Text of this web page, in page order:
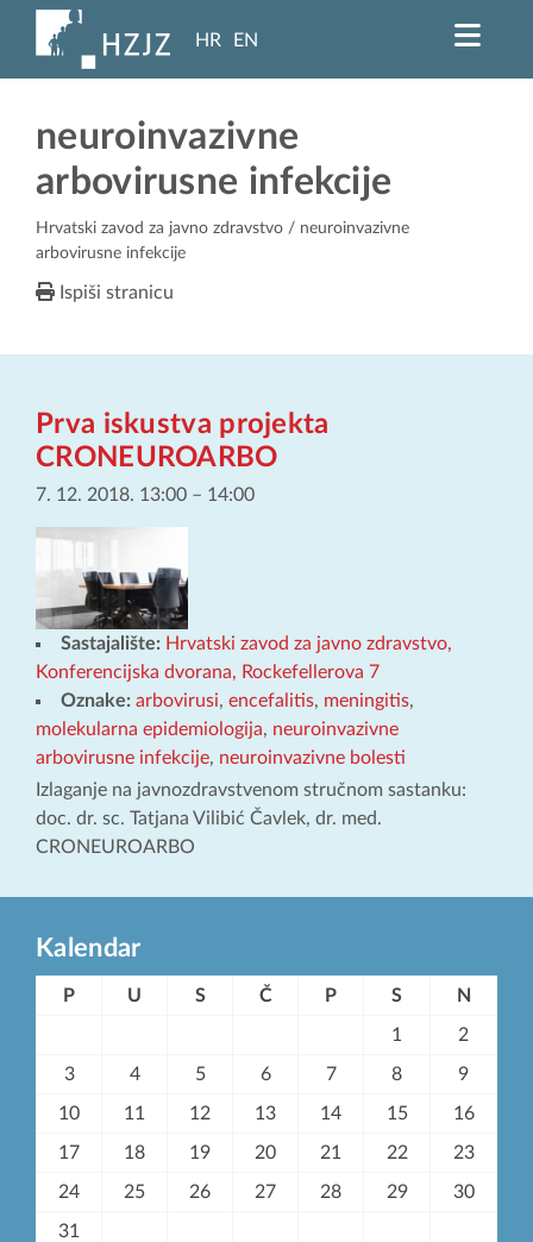
HR EN
neuroinvazivne
arbovirusne infekcije
Hrvatski zavod za javno zdravstvo / neuroinvazivne
arbovirusne infekcije
Ispiši stranicu
Prva iskustva projekta
CRONEUROARBO
7. 12. 2018. 13:00 – 14:00
Sastajalište: Hrvatski zavod za javno zdravstvo,
Konferencijska dvorana, Rockefellerova 7
Oznake: arbovirusi, encefalitis, meningitis,
molekularna epidemiologija, neuroinvazivne
arbovirusne infekcije, neuroinvazivne bolesti
Izlaganje na javnozdravstvenom stručnom sastanku:
doc. dr. sc. Tatjana Vilibić Čavlek, dr. med.
CRONEUROARBO
Kalendar
P U S Č P S N
1 2
3 4 5 6 7 8 9
10 11 12 13 14 15 16
17 18 19 20 21 22 23
24 25 26 27 28 29 30
31